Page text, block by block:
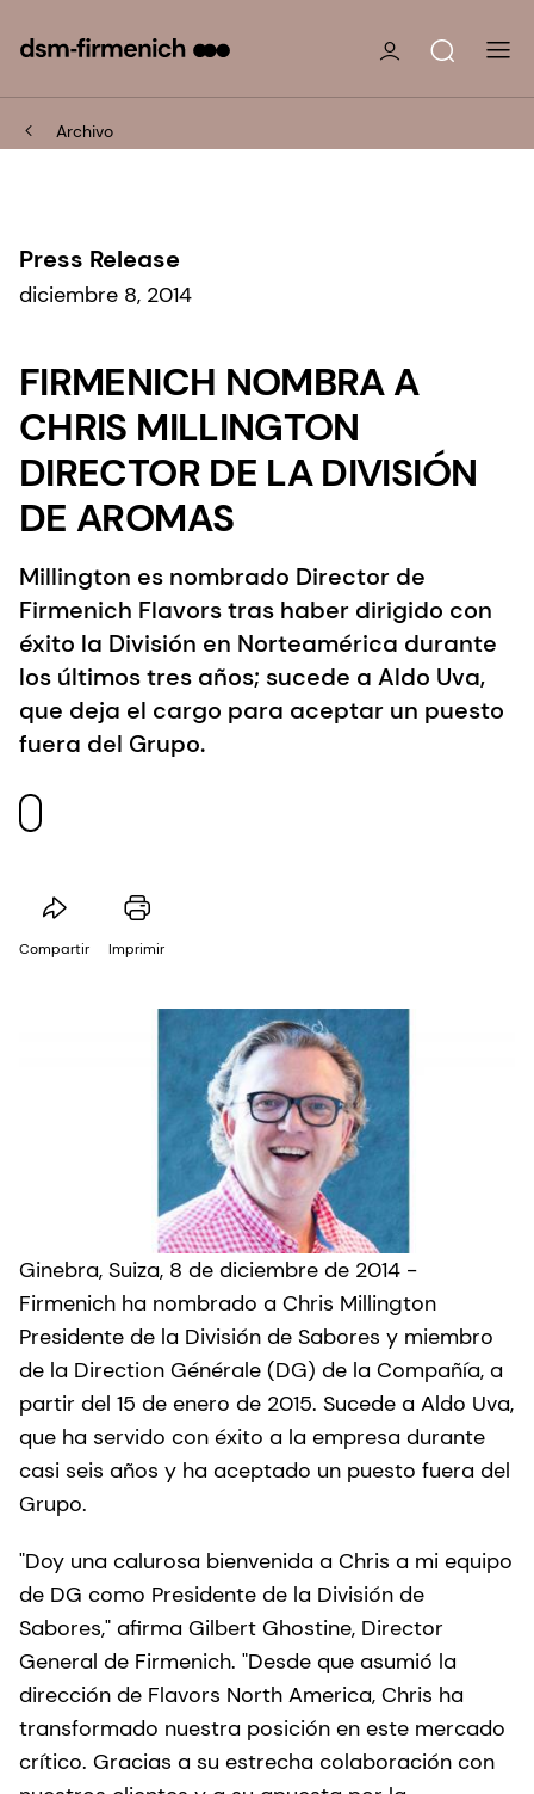
Archivo
Press Release
diciembre 8, 2014
FIRMENICH NOMBRA A
CHRIS MILLINGTON
DIRECTOR DE LA DIVISIÓN
DE AROMAS
Millington es nombrado Director de
Firmenich Flavors tras haber dirigido con
éxito la División en Norteamérica durante
los últimos tres años; sucede a Aldo Uva,
que deja el cargo para aceptar un puesto
fuera del Grupo.
Compartir Imprimir
Ginebra, Suiza, 8 de diciembre de 2014 -
Firmenich ha nombrado a Chris Millington
Presidente de la División de Sabores y miembro
de la Direction Générale (DG) de la Compañía, a
partir del 15 de enero de 2015. Sucede a Aldo Uva,
que ha servido con éxito a la empresa durante
casi seis años y ha aceptado un puesto fuera del
Grupo.
"Doy una calurosa bienvenida a Chris a mi equipo
de DG como Presidente de la División de
Sabores," afirma Gilbert Ghostine, Director
General de Firmenich. "Desde que asumió la
dirección de Flavors North America, Chris ha
transformado nuestra posición en este mercado
crítico. Gracias a su estrecha colaboración con